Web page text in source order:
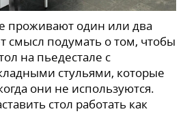
проживают один или два
смысл подумать о том, чтобы
на пьедестале с
стульями, которые
они не используются.
стол работать как